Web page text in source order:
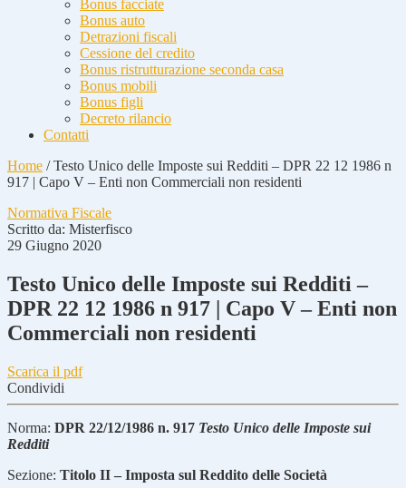
Bonus facciate
Bonus auto
Detrazioni fiscali
Cessione del credito
Bonus ristrutturazione seconda casa
Bonus mobili
Bonus figli
Decreto rilancio
Contatti
Home /Testo Unico delle Imposte sui Redditi – DPR 22 12 1986 n
917 | Capo V – Enti non Commerciali non residenti
Normativa Fiscale
Scritto da: Misterfisco
29 Giugno 2020
Testo Unico delle Imposte sui Redditi –
DPR 22 12 1986 n 917 | Capo V – Enti non
Commerciali non residenti
Scarica il pdf
Condividi
Norma: DPR 22/12/1986 n. 917 Testo Unico delle Imposte sui
Redditi
Sezione: Titolo II – Imposta sul Reddito delle Società